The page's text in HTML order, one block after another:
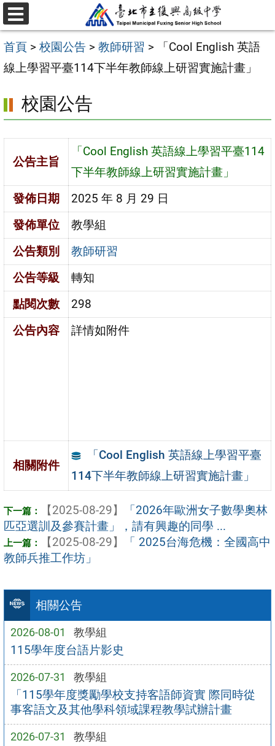
跳
至
主
要
容
區
選
單
首頁 > 校園公告 > 教師研習 >
「Cool English 英語
線上學習平臺114下半年教師線上研習實施計畫」
相關公告
2026-08-01 教學組
115學年度台語片影史
2026-07-31 教學組
「115學年度獎勵學校支持客語師資實 際同時從
事客語文及其他學科領域課程教學試辦計畫
2026-07-31 教學組
校園公告
公告主旨
「Cool English 英語線上學習平臺114
下半年教師線上研習實施計畫」
發佈日期
2025 年 8 月 29 日
發佈單位
教學組
公告類別
教師研習
公告等級
轉知
點閱次數
298
公告內容
詳情如附件
相關附件
「Cool English 英語線上學習平臺
114下半年教師線上研習實施計畫」
【2025-08-29】
「2026年歐洲女子數學奧林
匹亞選訓及參賽計畫」，請有興趣的同學 ...
【2025-08-29】
「 2025台海危機：全國高中
教師兵推工作坊」